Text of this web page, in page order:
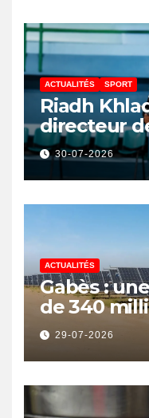
ACTUALITÉS SPORT
Riadh
directeur
Nationale
30-07-2026
ACTUALITÉS
Gabès :
de 340
pour
emplois
29-07-2026